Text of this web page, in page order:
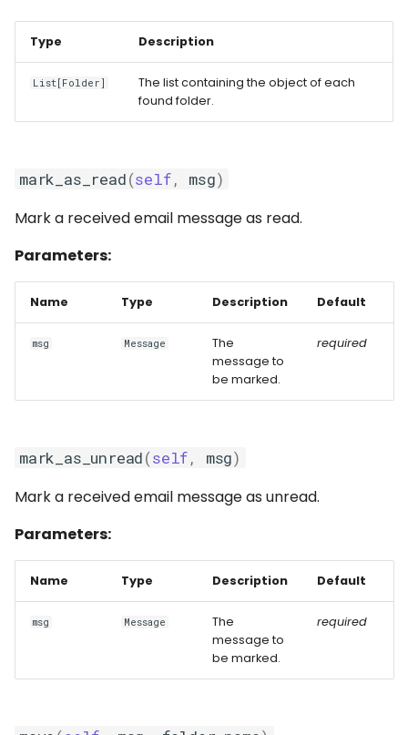
Type Description
List[Folder]
The list containing the object of each
found folder.
mark_as_read(self, msg)
Mark a received email message as read.
Parameters:
Name Type Description Default
msg Message
The
message to
be marked.
required
mark_as_unread(self, msg)
Mark a received email message as unread.
Parameters:
Name Type Description Default
msg Message
The
message to
be marked.
required